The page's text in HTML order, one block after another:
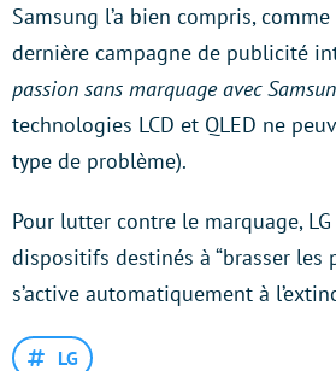
Samsung l’a bien compris,
dernière campagne de publicité
passion sans marquage avec
technologies LCD et QLED ne
type de problème).
Pour lutter contre le marquage,
dispositifs destinés à “brasser les
s’active automatiquement à
LG